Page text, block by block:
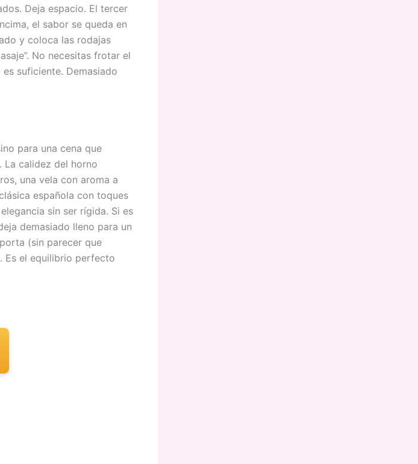
Deja espacio. El tercer
el sabor se queda en
y coloca las rodajas
No necesitas frotar el
suficiente. Demasiado
para una cena que
La calidez del horno
una vela con aroma a
española con toques
sin ser rígida. Si es
demasiado lleno para un
(sin parecer que
Es el equilibrio perfecto